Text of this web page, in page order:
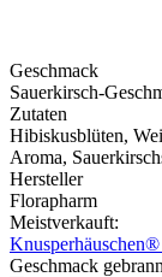
Geschmack
Sauerkirsch-
Zutaten
Hibiskusblüten,
Aroma,
Hersteller
Florapharm
Meistverkauft:
Geschmack